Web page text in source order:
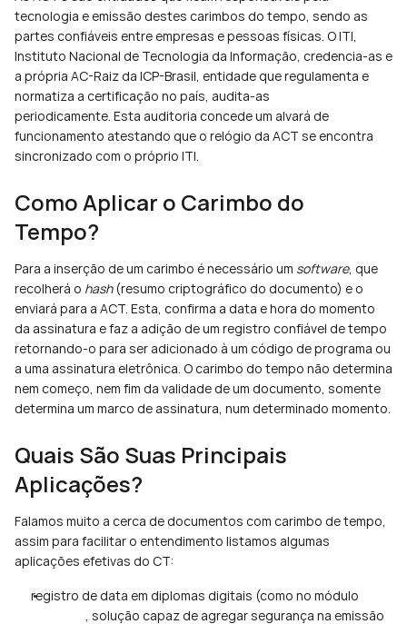
tecnologia e emissão destes carimbos do tempo, sendo as
partes confiáveis entre empresas e pessoas físicas. O ITI,
Instituto Nacional de Tecnologia da Informação, credencia-as e
a própria AC-Raiz da ICP-Brasil, entidade que regulamenta e
normatiza a certificação no país, audita-as
periodicamente. Esta auditoria concede um alvará de
funcionamento atestando que o relógio da ACT se encontra
sincronizado com o próprio ITI.
Como Aplicar o Carimbo do
Tempo?
Para a inserção de um carimbo é necessário um software, que
recolherá o hash (resumo criptográfico do documento) e o
enviará para a ACT. Esta, confirma a data e hora do momento
da assinatura e faz a adição de um registro confiável de tempo
retornando-o para ser adicionado à um código de programa ou
a uma assinatura eletrônica. O carimbo do tempo não determina
nem começo, nem fim da validade de um documento, somente
determina um marco de assinatura, num determinado momento.
Quais São Suas Principais
Aplicações?
Falamos muito a cerca de documentos com carimbo de tempo,
assim para facilitar o entendimento listamos algumas
aplicações efetivas do CT:
, solução capaz de agregar segurança na emissão